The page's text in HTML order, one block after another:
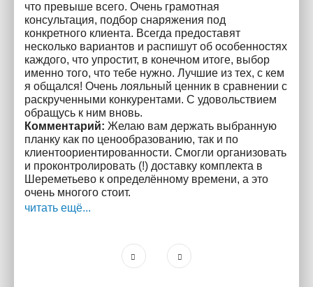
что превыше всего. Очень грамотная
консультация, подбор снаряжения под
конкретного клиента. Всегда предоставят
несколько вариантов и распишут об особенностях
каждого, что упростит, в конечном итоге, выбор
именно того, что тебе нужно. Лучшие из тех, с кем
я общался! Очень лояльный ценник в сравнении с
раскрученными конкурентами. С удовольствием
обращусь к ним вновь.
Комментарий: Желаю вам держать выбранную
планку как по ценообразованию, так и по
клиентоориентированности. Смогли организовать
и проконтролировать (!) доставку комплекта в
Шереметьево к определённому времени, а это
очень многого стоит.
читать ещё...